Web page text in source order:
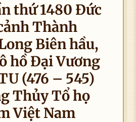
thứ 1480 Đức
Thành
Biên hầu,
hồ Đại Vương
(476 – 545)
Thủy Tổ họ
Việt Nam